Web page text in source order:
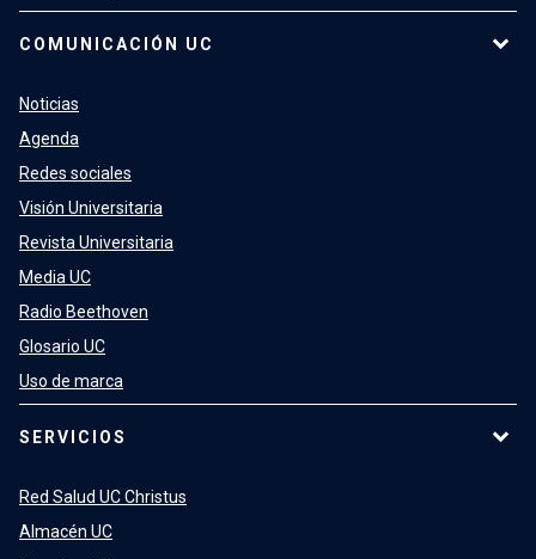
COMUNICACIÓN UC
Noticias
Agenda
Redes sociales
Visión Universitaria
Revista Universitaria
Media UC
Radio Beethoven
Glosario UC
Uso de marca
SERVICIOS
Red Salud UC Christus
Almacén UC